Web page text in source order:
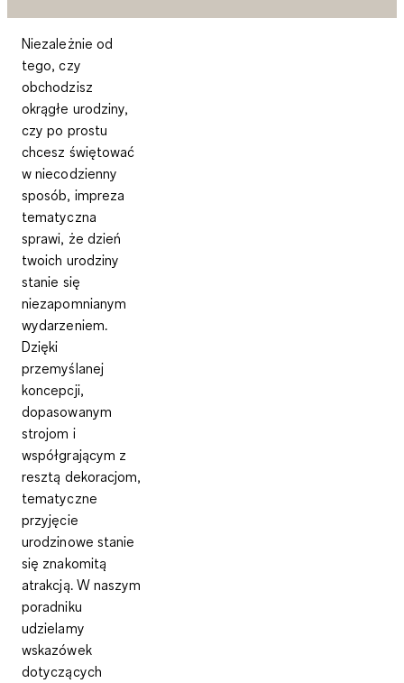
Niezależnie od
tego, czy
obchodzisz
okrągłe urodziny,
czy po prostu
chcesz świętować
w niecodzienny
sposób, impreza
tematyczna
sprawi, że dzień
twoich urodziny
stanie się
niezapomnianym
wydarzeniem.
Dzięki
przemyślanej
koncepcji,
dopasowanym
strojom i
współgrającym z
resztą dekoracjom,
tematyczne
przyjęcie
urodzinowe stanie
się znakomitą
atrakcją. W naszym
poradniku
udzielamy
wskazówek
dotyczących